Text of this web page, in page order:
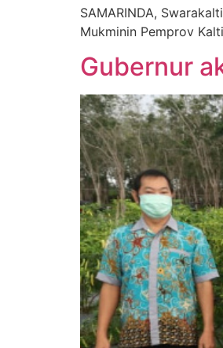
SAMARINDA,
Mukminin Pemprov
Gubernur